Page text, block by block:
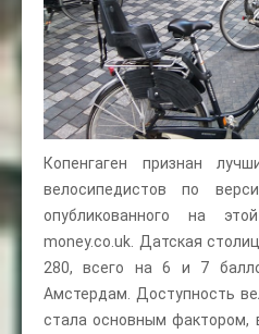
Копенгаген признан
велосипедистов по
опубликованного на
money.co.uk. Датская
280, всего на 6 и 7
Амстердам. Доступность
стала основным фактором,